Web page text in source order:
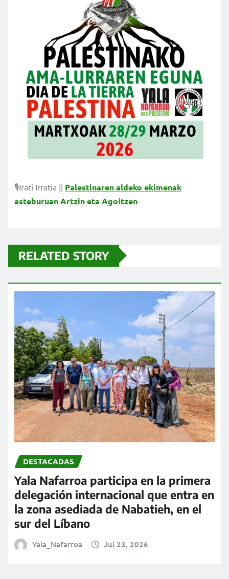
🎙Irati Irratia || Palestinaren aldeko ekimenak
asteburuan Artzin eta Agoitzen
RELATED STORY
DESTACADAS
Yala Nafarroa participa en la primera
delegación internacional que entra en
la zona asediada de Nabatieh, en el
sur del Líbano
Yala_Nafarroa Jul 23, 2026